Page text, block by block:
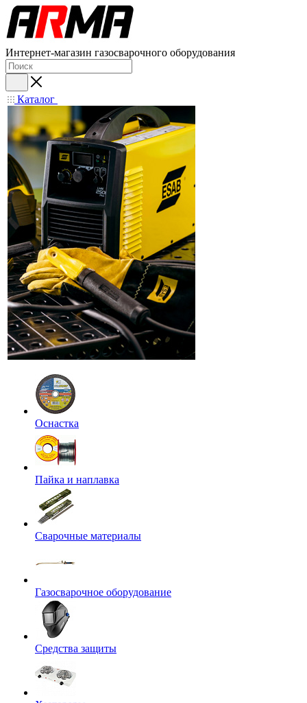
Интернет-магазин газосварочного оборудования
Каталог
Оснастка
Пайка и наплавка
Сварочные материалы
Газосварочное оборудование
Средства защиты